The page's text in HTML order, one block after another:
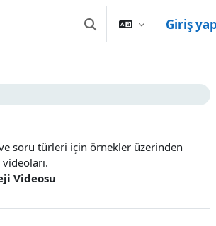
Arama girişini değiştir
Giriş
soru türleri için örnekler üzerinden
Videosu